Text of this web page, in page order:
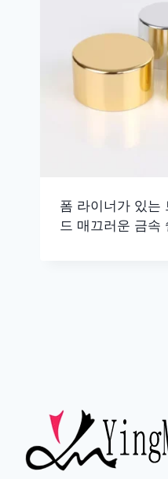
폼 라이너가 있는
드 매끄러운 금속